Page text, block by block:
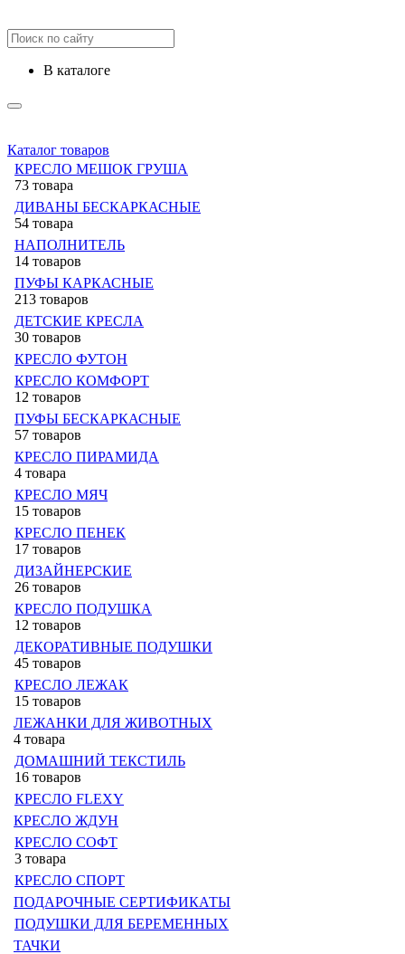
в каталоге
Каталог товаров
КРЕСЛО МЕШОК ГРУША
73 товара
ДИВАНЫ БЕСКАРКАСНЫЕ
54 товара
НАПОЛНИТЕЛЬ
14 товаров
ПУФЫ КАРКАСНЫЕ
213 товаров
ДЕТСКИЕ КРЕСЛА
30 товаров
КРЕСЛО ФУТОН
КРЕСЛО КОМФОРТ
12 товаров
ПУФЫ БЕСКАРКАСНЫЕ
57 товаров
КРЕСЛО ПИРАМИДА
4 товара
КРЕСЛО МЯЧ
15 товаров
КРЕСЛО ПЕНЕК
17 товаров
ДИЗАЙНЕРСКИЕ
26 товаров
КРЕСЛО ПОДУШКА
12 товаров
ДЕКОРАТИВНЫЕ ПОДУШКИ
45 товаров
КРЕСЛО ЛЕЖАК
15 товаров
ЛЕЖАНКИ ДЛЯ ЖИВОТНЫХ
4 товара
ДОМАШНИЙ ТЕКСТИЛЬ
16 товаров
КРЕСЛО FLEXY
КРЕСЛО ЖДУН
КРЕСЛО СОФТ
3 товара
КРЕСЛО СПОРТ
ПОДАРОЧНЫЕ СЕРТИФИКАТЫ
ПОДУШКИ ДЛЯ БЕРЕМЕННЫХ
ТАЧКИ